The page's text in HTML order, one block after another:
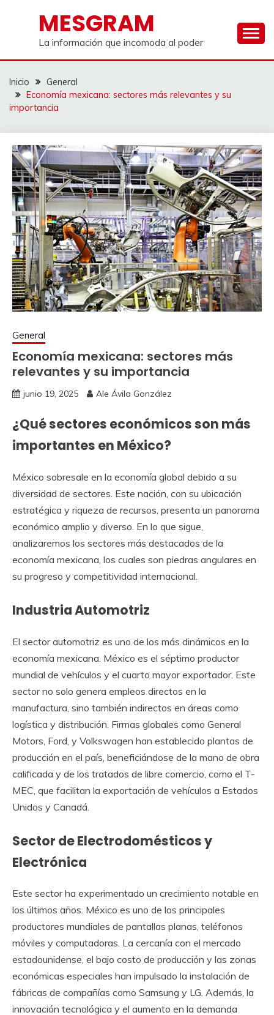
contenidoMESGRAM
La información que incomoda al poder
Inicio
General
Economía mexicana: sectores más relevantes y su
importancia
General
Economía mexicana: sectores más
relevantes y su importancia
junio 19, 2025 Ale Ávila González
¿Qué sectores económicos son más
importantes en México?
México sobresale en la economía global debido a su
diversidad de sectores. Este nación, con su ubicación
estratégica y riqueza de recursos, presenta un panorama
económico amplio y diverso. En lo que sigue,
analizaremos los sectores más destacados de la
economía mexicana, los cuales son piedras angulares en
su progreso y competitividad internacional.
Industria Automotriz
El sector automotriz es uno de los más dinámicos en la
economía mexicana. México es el séptimo productor
mundial de vehículos y el cuarto mayor exportador. Este
sector no solo genera empleos directos en la
manufactura, sino también indirectos en áreas como
logística y distribución. Firmas globales como General
Motors, Ford, y Volkswagen han establecido plantas de
producción en el país, beneficiándose de la mano de obra
calificada y de los tratados de libre comercio, como el T-
MEC, que facilitan la exportación de vehículos a Estados
Unidos y Canadá.
Sector de Electrodomésticos y
Electrónica
Este sector ha experimentado un crecimiento notable en
los últimos años. México es uno de los principales
productores mundiales de pantallas planas, teléfonos
móviles y computadoras. La cercanía con el mercado
estadounidense, el bajo costo de producción y las zonas
económicas especiales han impulsado la instalación de
fábricas de compañías como Samsung y LG. Además, la
innovación tecnológica y el aumento en la demanda